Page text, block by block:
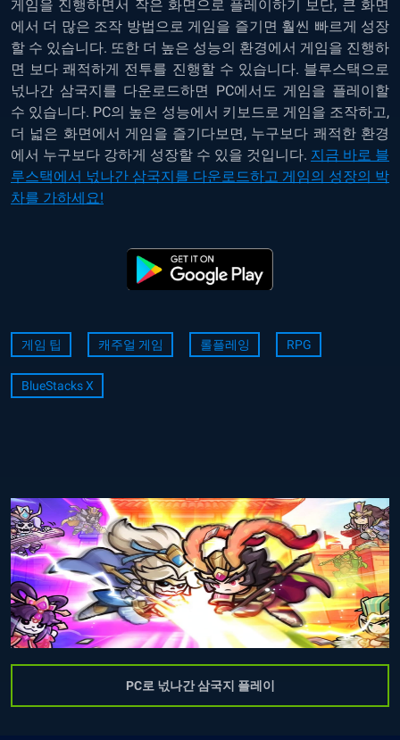
게임을 진행하면서 작은 화면으로 플레이하기 보단, 큰 화면
에서 더 많은 조작 방법으로 게임을 즐기면 훨씬 빠르게 성장
할 수 있습니다. 또한 더 높은 성능의 환경에서 게임을 진행하
면 보다 쾌적하게 전투를 진행할 수 있습니다. 블루스택으로
넋나간 삼국지를 다운로드하면 PC에서도 게임을 플레이할
수 있습니다. PC의 높은 성능에서 키보드로 게임을 조작하고,
더 넓은 화면에서 게임을 즐기다보면, 누구보다 쾌적한 환경
에서 누구보다 강하게 성장할 수 있을 것입니다. 지금 바로 블
루스택에서 넋나간 삼국지를 다운로드하고 게임의 성장의 박
차를 가하세요!
게임 팁 캐주얼 게임 롤플레잉 RPG
BlueStacks X
PC로 넋나간 삼국지 플레이